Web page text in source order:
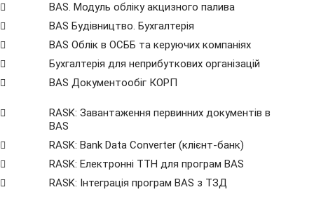
BAS. Модуль обліку акцизного палива
BAS Будівництво. Бухгалтерія
BAS Облік в ОСББ та керуючих компаніях
Бухгалтерія для неприбуткових організацій
BAS Документообіг КОРП
RASK: Завантаження первинних документів в
BAS
RASK: Bank Data Сonverter (клієнт-банк)
RASK: Електронні ТТН для програм BAS
RASK: Інтеграція програм BAS з ТЗД